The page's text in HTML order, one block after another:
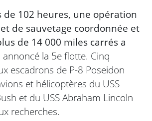
de 102 heures, une opération
de sauvetage coordonnée et
de 14 000 miles carrés a
annoncé la 5e flotte. Cinq
escadrons de P-8 Poseidon
et hélicoptères du USS
et du USS Abraham Lincoln
recherches.